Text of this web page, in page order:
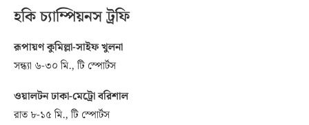
হকি চ্যাম্পিয়নস ট্রফি
রূপায়ণ কুমিল্লা-সাইফ খুলনা
সন্ধ্যা ৬-৩০ মি., টি স্পোর্টস
ওয়ালটন ঢাকা-মেট্রো বরিশাল
রাত ৮-১৫ মি., টি স্পোর্টস